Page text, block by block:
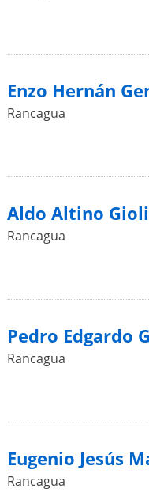
Enzo Hernán
Rancagua
Aldo Altino
Rancagua
Pedro Edgardo
Rancagua
Eugenio Jesús
Rancagua